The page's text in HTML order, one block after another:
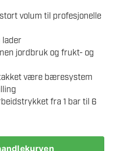
volum til profesjonelle
lader
jordbruk og frukt- og
være bæresystem
fra 1 bar til 6